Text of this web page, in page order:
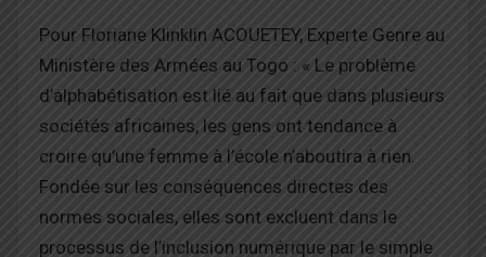
Pour Floriane Klinklin ACOUETEY, Experte Genre au
Ministère des Armées au Togo : « Le problème
d’alphabétisation est lié au fait que dans plusieurs
sociétés africaines, les gens ont tendance à
croire qu’une femme à l’école n’aboutira à rien.
Fondée sur les conséquences directes des
normes sociales, elles sont excluent dans le
processus de l’inclusion numérique par le simple